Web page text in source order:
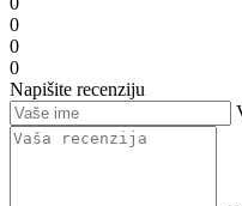
0
0
0
Napišite recenziju